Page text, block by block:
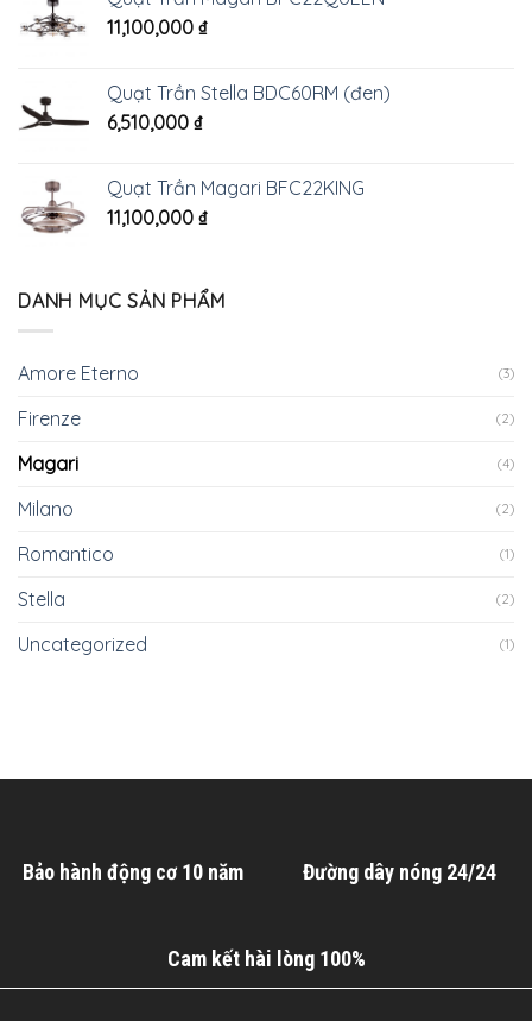
11,100,000 ₫
Quạt Trần Stella BDC60RM (đen)
6,510,000 ₫
Quạt Trần Magari BFC22KING
11,100,000 ₫
DANH MỤC SẢN PHẨM
Amore Eterno (3)
Firenze (2)
Magari (4)
Milano (2)
Romantico (1)
Stella (2)
Uncategorized (1)
Bảo hành động cơ 10 năm Đường dây nóng 24/24
Cam kết hài lòng 100%